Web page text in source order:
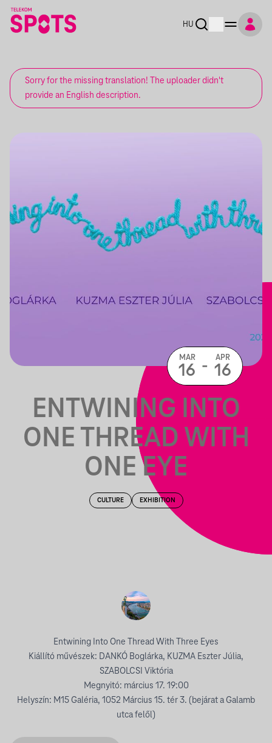
HU
Sorry for the missing translation! The uploader didn't
provide an English description.
ENTWINING INTO
ONE THREAD WITH
ONE EYE
CULTURE EXHIBITION
Entwining Into One Thread With Three Eyes
Kiállító művészek: DANKÓ Boglárka, KUZMA Eszter Júlia,
SZABOLCSI Viktória
Megnyitó: március 17. 19:00
Helyszín: M15 Galéria, 1052 Március 15. tér 3. (bejárat a Galamb
utca felől)
MAR
16 - APR
16